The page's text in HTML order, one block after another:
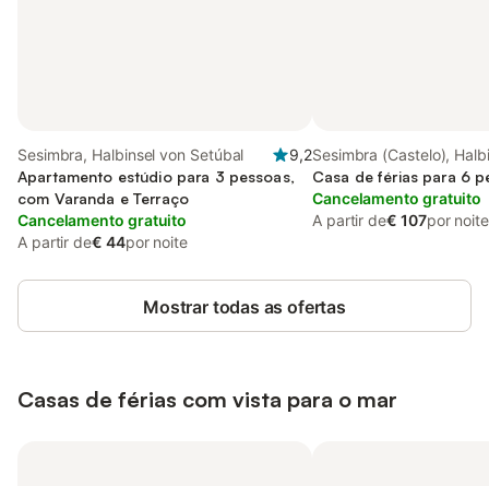
Sesimbra, Halbinsel von Setúbal
9,2
Apartamento estúdio para 3 pessoas,
com Varanda e Terraço
Cancelamento gratuito
A partir de€ 44por noite
Sesimbra (Castelo),
Setúbal
Casa de férias para 6
Cancelamento gratuito
A partir de€ 107por noite
Mostrar todas as ofertas
Casas de férias com vista para o mar